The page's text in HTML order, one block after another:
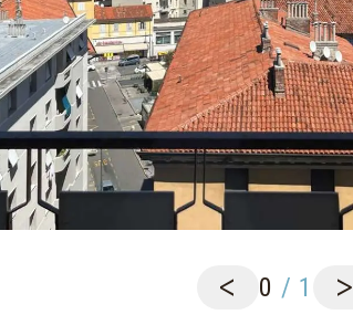
< 0 / 1 >